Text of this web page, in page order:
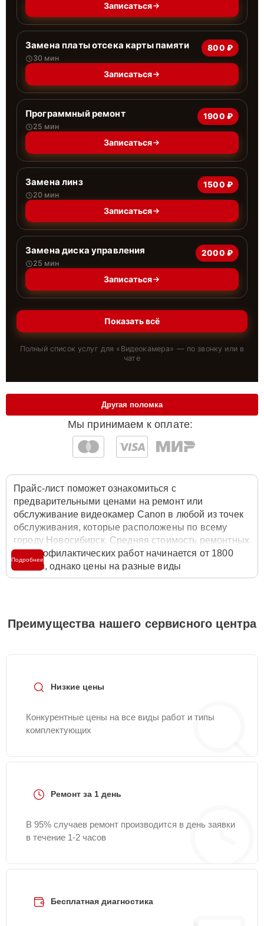
Записаться
Замена платы отсека карты памяти
30 мин
800 ₽
Записаться
Программный ремонт
25 мин
1900 ₽
Записаться
Замена линз
20 мин
1500 ₽
Записаться
Замена диска управления
25 мин
2000 ₽
Записаться
Показать всё
Полный список услуг для « Видеокамера» — по звонку или в
чате
Мы принимаем к оплате:
Другая поломка
Прайс-лист поможет ознакомиться с
предварительными ценами на ремонт или
обслуживание видеокамер Canon в любой из точек
обслуживания, которые расположены по всему
городу Новосибирск. Средняя стоимость ремонтных
или профилактических работ начинается от 1800
рублей, однако цены на разные виды
комплектующих могут различаться. Полную
службы заботы о клиентах. Для расчета итоговой
стоимости ремонта видеокамеры достаточно
Подробнее
Преимущества нашего сервисного центра
Низкие цены
Конкурентные цены на все виды работ и типы
комплектующих
Ремонт за 1 день
В 95% случаев ремонт производится в день заявки
в течение 1-2 часов
Бесплатная диагностика